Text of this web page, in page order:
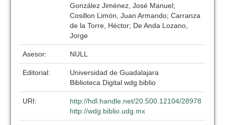
González Jiménez, José Manuel;
Cosillon Limón, Juan Armando; Carranza
de la Torre, Héctor; De Anda Lozano,
Jorge
Asesor: NULL
Editorial:
Universidad de Guadalajara
Biblioteca Digital wdg.biblio
URI:
http://hdl.handle.net/20.500.12104/28978
http://wdg.biblio.udg.mx